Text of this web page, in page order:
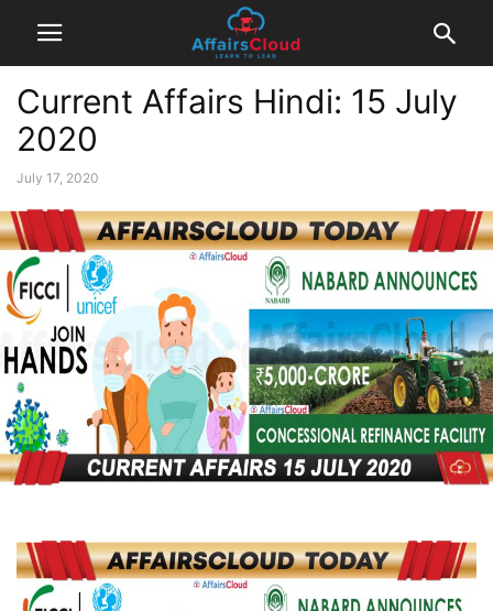
Current Affairs Hindi: 15 July
2020
July 17, 2020